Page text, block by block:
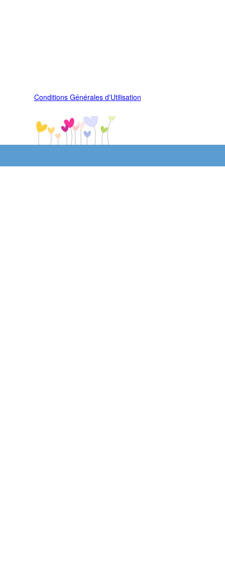
Conditions Générales d'Utilisation